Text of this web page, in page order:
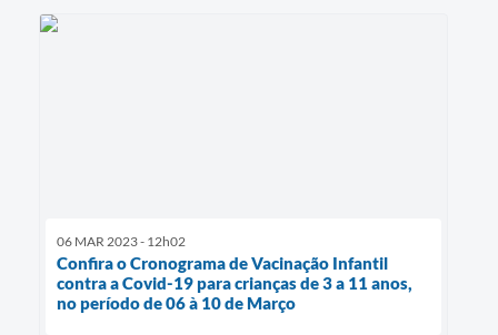
06 MAR 2023 - 12h02
Confira o Cronograma de Vacinação Infantil
contra a Covid-19 para crianças de 3 a 11 anos,
no período de 06 à 10 de Março